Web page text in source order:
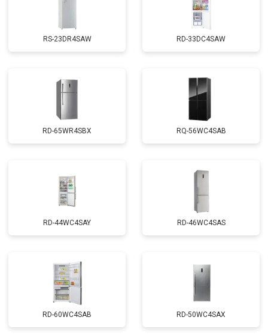
RS-23DR4SAW RD-33DC4SAW
RD-65WR4SBX RQ-56WC4SAB
RD-44WC4SAY RD-46WC4SAS
RD-60WC4SAB RD-50WC4SAX